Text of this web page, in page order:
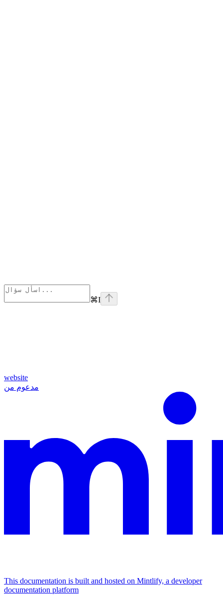
⌘I
website
مدعوم من
This documentation is built and hosted on Mintlify, a developer
documentation platform